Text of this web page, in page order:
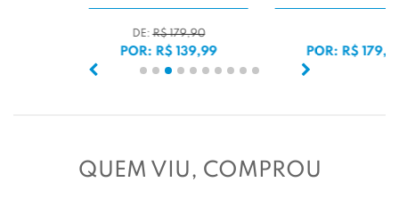
R$ 179,90
POR: R$ 139,99 POR: R$ 179,99
QUEM VIU, COMPROU